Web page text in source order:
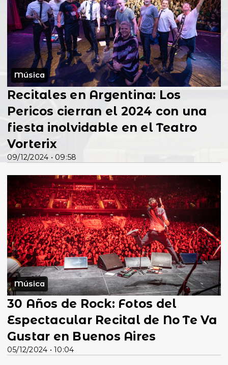
Música
09/12/2024 • 09:58
Recitales en Argentina: Los
Pericos cierran el 2024 con una
fiesta inolvidable en el Teatro
Vorterix
Música
05/12/2024 • 10:04
30 Años de Rock: Fotos del
Espectacular Recital de No Te Va
Gustar en Buenos Aires